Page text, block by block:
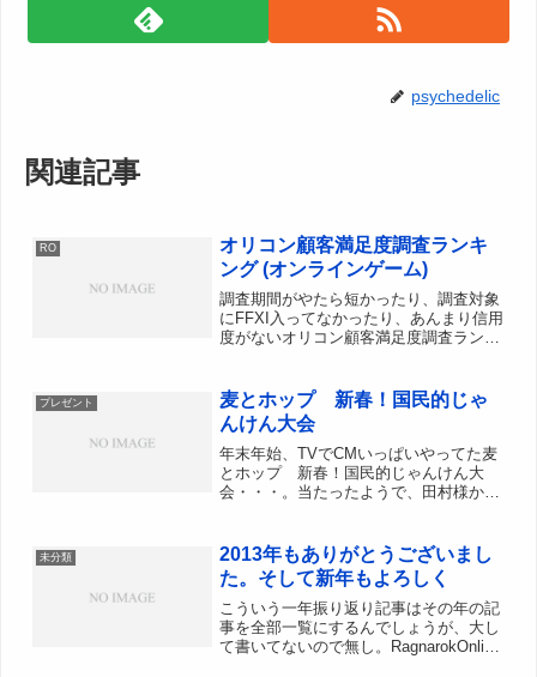
psychedelic
関連記事
RO
オリコン顧客満足度調査ランキ
ング (オンラインゲーム)
調査期間がやたら短かったり、調査対象
にFFXI入ってなかったり、あんまり信用
度がないオリコン顧客満足度調査ランキ
NO.1ってバナーがあったんですが、
2009年は...
プレゼント
麦とホップ 新春！国民的じゃ
んけん大会
年末年始、TVでCMいっぱいやってた麦
とホップ 新春！国民的じゃんけん大
会・・・。当たったようで、田村様から
未分類
2013年もありがとうございまし
た。そして新年もよろしく
こういう一年振り返り記事はその年の記
事を全部一覧にするんでしょうが、大し
て書いてないので無し。RagnarokOnline